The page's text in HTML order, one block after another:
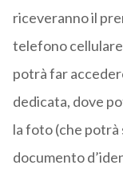
riceveranno il
telefono
potrà far
dedicata, dove
la foto (che potrà
documento